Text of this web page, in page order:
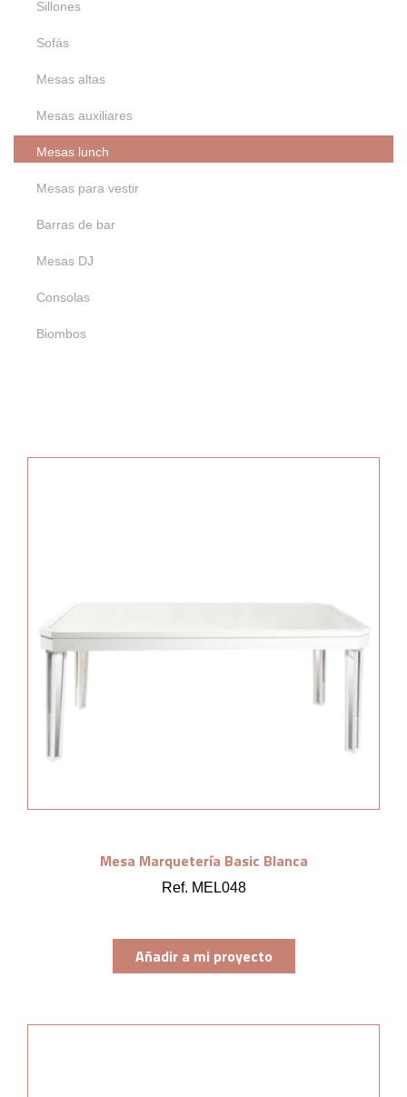
Sillones
Sofás
Mesas altas
Mesas auxiliares
Mesas lunch
Mesas para vestir
Barras de bar
Mesas DJ
Consolas
Biombos
Mesa Marquetería Basic Blanca
Ref. MEL048
Añadir a mi proyecto